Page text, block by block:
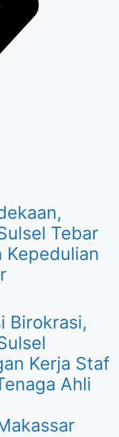
Tebar
Kepedulian
Birokrasi,
Kerja Staf
Ahli